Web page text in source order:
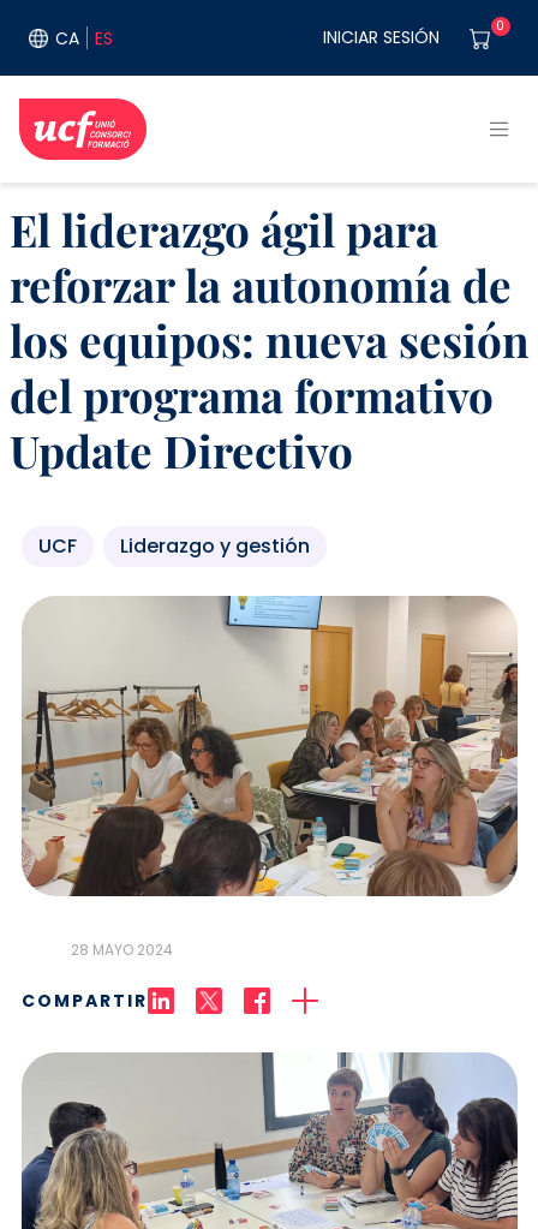
CA ES User
INICIAR SESIÓN 0
El liderazgo ágil para
reforzar la autonomía de
los equipos: nueva sesión
del programa formativo
Update Directivo
UCF Liderazgo y gestión
28 MAYO 2024
COMPARTIR